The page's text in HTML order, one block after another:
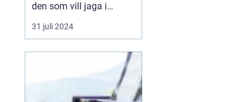
den som vill jaga i
Sverige. Inte nog med att
examen ger de
en trygg och ansvarsfull
jakt, den öppnar också
upp dörren till en ny v&...
31 juli 2024